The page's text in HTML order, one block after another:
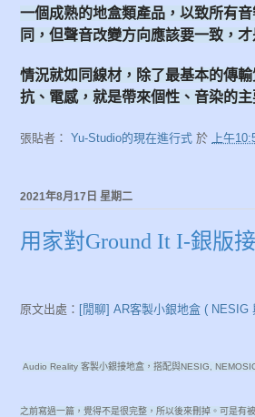
一個成熟的地盒類產品，以致所有
同，但聲音改變方向應該要一致，
情況就如同線材，除了最基本的傳
抗、電感，就是帶來個性、音染的主
張貼者： Yu-Studio的現在進行式 於 上午
2021年8月17日 星期二
用家對Ground It I-銀版
原文出處： [閒聊] AR客製小銀地盒 (
Audio Reality 客製小銀接地盒，搭配與NESIG,
之前寫過一篇，覺得不是很完整，所以後來刪掉。可是有